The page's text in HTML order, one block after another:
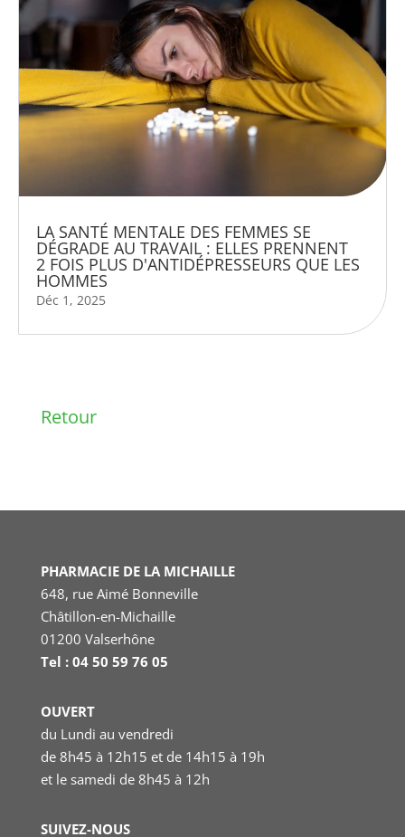
LA SANTÉ MENTALE DES FEMMES SE
DÉGRADE AU TRAVAIL : ELLES PRENNENT
2 FOIS PLUS D'ANTIDÉPRESSEURS QUE LES
HOMMES
Déc 1, 2025
Retour
PHARMACIE DE LA MICHAILLE
648, rue Aimé Bonneville
Châtillon-en-Michaille
01200 Valserhône
Tel : 04 50 59 76 05
OUVERT
du Lundi au vendredi
de 8h45 à 12h15 et de 14h15 à 19h
et le samedi de 8h45 à 12h
SUIVEZ-NOUS